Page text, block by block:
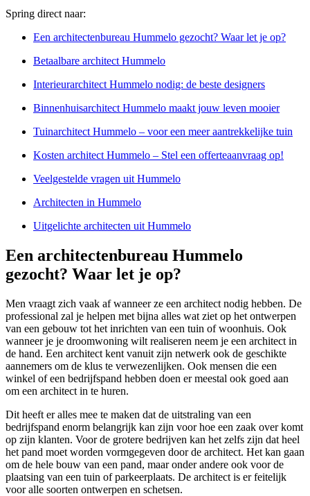
Spring direct naar:
Een architectenbureau Hummelo gezocht? Waar let je op?
Betaalbare architect Hummelo
Interieurarchitect Hummelo nodig: de beste designers
Binnenhuisarchitect Hummelo maakt jouw leven mooier
Tuinarchitect Hummelo – voor een meer aantrekkelijke tuin
Kosten architect Hummelo – Stel een offerteaanvraag op!
Veelgestelde vragen uit Hummelo
Architecten in Hummelo
Uitgelichte architecten uit Hummelo
Een architectenbureau Hummelo
gezocht? Waar let je op?
Men vraagt zich vaak af wanneer ze een architect nodig hebben. De
professional zal je helpen met bijna alles wat ziet op het ontwerpen
van een gebouw tot het inrichten van een tuin of woonhuis. Ook
wanneer je je droomwoning wilt realiseren neem je een architect in
de hand. Een architect kent vanuit zijn netwerk ook de geschikte
aannemers om de klus te verwezenlijken. Ook mensen die een
winkel of een bedrijfspand hebben doen er meestal ook goed aan
om een architect in te huren.
Dit heeft er alles mee te maken dat de uitstraling van een
bedrijfspand enorm belangrijk kan zijn voor hoe een zaak over komt
op zijn klanten. Voor de grotere bedrijven kan het zelfs zijn dat heel
het pand moet worden vormgegeven door de architect. Het kan gaan
om de hele bouw van een pand, maar onder andere ook voor de
plaatsing van een tuin of parkeerplaats. De architect is er feitelijk
voor alle soorten ontwerpen en schetsen.